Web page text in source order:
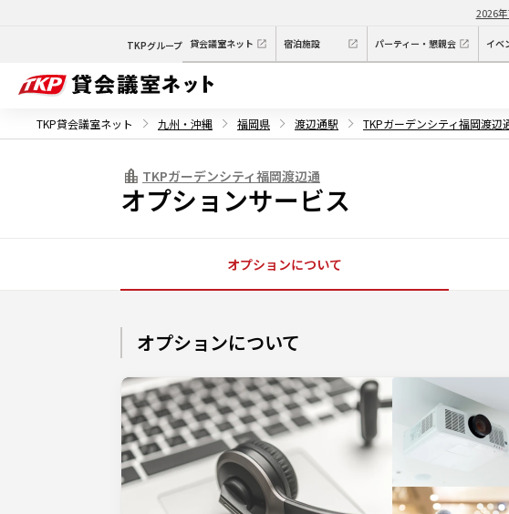
2026
TKPグループ 貸会議室ネット 宿泊施設 パーティー・懇親会 イベ
TKP貸会議室ネット 九州・沖縄 福岡県 渡辺通駅 TKPガーデンシティ福岡渡辺
TKPガーデンシティ福岡渡辺通
オプションサービス
オプションについて
オプションについて